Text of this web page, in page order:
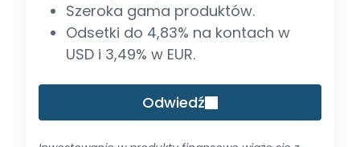
Szeroka gama produktów.
Odsetki do 4,83% na kontach w
USD i 3,49% w EUR.
Odwiedź